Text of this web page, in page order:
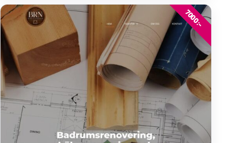
7000:-